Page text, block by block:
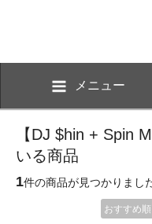
メニュー
【DJ $hin + Spin
いる商品
1件の商品が見つかりまし
おすすめ順